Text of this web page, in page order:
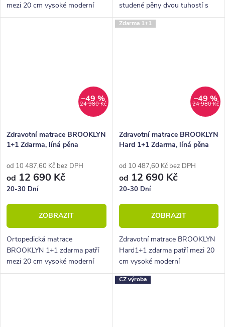
mezi 20 cm vysoké moderní
partnerské oboustranné
studené pěny dvou tuhostí s
vloženými válci ze studených
pěn. Polštář Lukáš ke každé
24 980 Kč
–49 %
Zdravotní matrace BROOKLYN
1+1 Zdarma, líná pěna
od 10 487,60 Kč bez DPH
od 12 690 Kč
20-30 Dní
ZOBRAZIT
Ortopedická matrace
BROOKLYN 1+1 zdarma patří
mezi 20 cm vysoké moderní
partnerské oboustranné
Zdarma 1+1
24 980 Kč
–49 %
Zdravotní matrace BROOKLYN
Hard 1+1 Zdarma, líná pěna
od 10 487,60 Kč bez DPH
od 12 690 Kč
20-30 Dní
ZOBRAZIT
Zdravotní matrace BROOKLYN
Hard1+1 zdarma patří mezi 20
cm vysoké moderní
oboustranné matrace střední až
vyšší tvrdosti. Matrace je
CZ výroba